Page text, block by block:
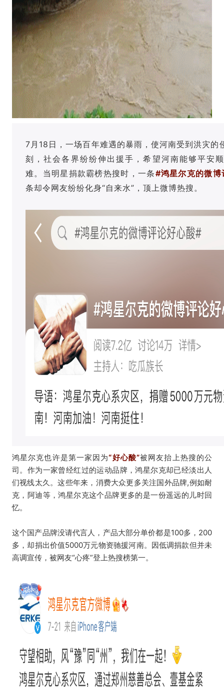
7月18日，一场百年难遇的暴雨，使河南受到洪灾的
刻，社会各界纷纷伸出援手，希望河南能够平安
难。当明星捐款霸榜热搜时，一条#鸿星尔克的微
条却令网友纷纷化身“自来水”，顶上微博热搜。
鸿星尔克也许是第一家因为“好心酸”被网友抬上热搜的公
司。作为一家曾经红过的运动品牌，鸿星尔克却已经淡出人
们视线太久。这些年来，消费大众更多关注国外品牌,例如耐
克，阿迪等，鸿星尔克这个品牌更多的是一份遥远的儿时回
忆。
这个国产品牌没请代言人，产品大部分单价都是100多，200
多，却捐出价值5000万元物资驰援河南。因低调捐款但并未
高调宣传，被网友“心疼”登上热搜榜第一。